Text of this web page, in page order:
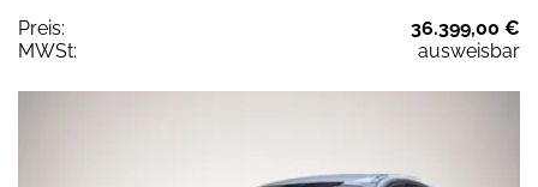
Preis:
36.399,00 €
MWSt:
ausweisbar